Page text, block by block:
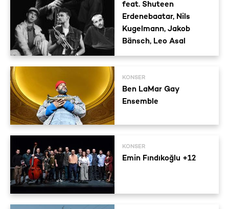
feat. Shuteen
Erdenebaatar, Nils
Kugelmann, Jakob
Bänsch, Leo Asal
KONSER
Ben LaMar Gay
Ensemble
KONSER
Emin Fındıkoğlu +12